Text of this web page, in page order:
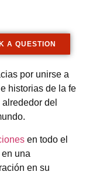
A QUESTION
por unirse a
historias de la fe
del
en todo el
una
en su